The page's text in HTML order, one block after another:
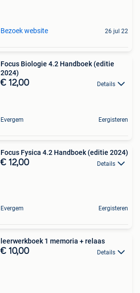
Bezoek website 26 jul 22
Focus Biologie 4.2 Handboek (editie
2024)
€ 12,00 Details
Evergem Eergisteren
Focus Fysica 4.2 Handboek (editie 2024)
€ 12,00 Details
Evergem Eergisteren
leerwerkboek 1 memoria + relaas
€ 10,00 Details